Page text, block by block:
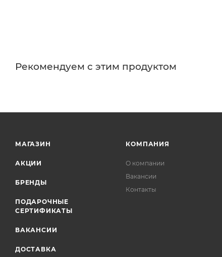
Рекомендуем с этим продуктом
МАГАЗИН
АКЦИИ
БРЕНДЫ
ПОДАРОЧНЫЕ
СЕРТИФИКАТЫ
ВАКАНСИИ
ДОСТАВКА
КОМПАНИЯ
О компании
Вакансии
Контакты